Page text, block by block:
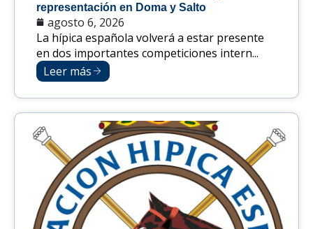
representación en Doma y Salto
agosto 6, 2026
La hípica española volverá a estar presente
en dos importantes competiciones intern...
Leer más